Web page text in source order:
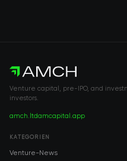
Venture capital, pre-IPO, and
investors.
amch.ltdamcapital.app
KATEGORIEN
Venture-News